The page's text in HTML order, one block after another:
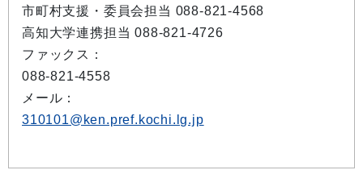
市町村支援・委員会担当 088-821-4568
高知大学連携担当 088-821-4726
ファックス：
088-821-4558
メール：
310101@ken.pref.kochi.lg.jp